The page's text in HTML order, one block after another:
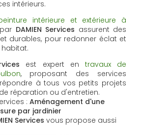
intérieurs.
intérieure et extérieure à
DAMIEN Services assurent des
durables, pour redonner éclat et
est expert en travaux de
, proposant des services
à tous vos petits projets
réparation ou d'entretien.
: Aménagement d'une
par jardinier
Services vous propose aussi